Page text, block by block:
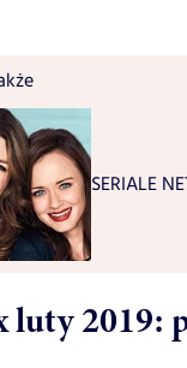
SERIALE
luty 2019: